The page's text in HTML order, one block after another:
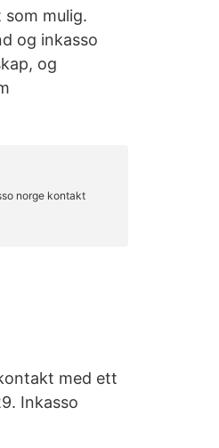
mulig.
og inkasso
og
med ett
Inkasso